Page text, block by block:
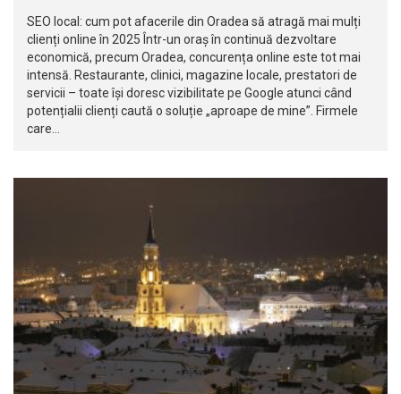
SEO local: cum pot afacerile din Oradea să atragă mai mulți
clienți online în 2025 Într-un oraș în continuă dezvoltare
economică, precum Oradea, concurența online este tot mai
intensă. Restaurante, clinici, magazine locale, prestatori de
servicii – toate își doresc vizibilitate pe Google atunci când
potențialii clienți caută o soluție „aproape de mine”. Firmele
care…